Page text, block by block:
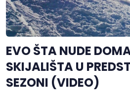
EVO ŠTA NUDE
SKIJALIŠTA U
SEZONI (VIDEO)